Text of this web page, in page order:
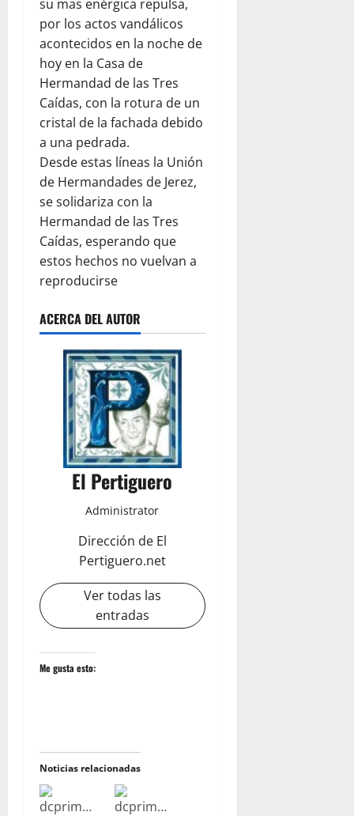
su mas enérgica repulsa,
por los actos vandálicos
acontecidos en la noche de
hoy en la Casa de
Hermandad de las Tres
Caídas, con la rotura de un
cristal de la fachada debido
a una pedrada.
Desde estas líneas la Unión
de Hermandades de Jerez,
se solidariza con la
Hermandad de las Tres
Caídas, esperando que
estos hechos no vuelvan a
reproducirse
ACERCA DEL AUTOR
El Pertiguero
Administrator
Dirección de El
Pertiguero.net
Ver todas las
entradas
Me gusta esto:
Noticias relacionadas